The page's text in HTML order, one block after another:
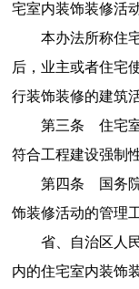
宅室内装饰装修活
本办法所称住宅
后，业主或者住宅
行装饰装修的建筑
第三条 住宅室内
符合工程建设强制
第四条 国务院
饰装修活动的管理
省、自治区人民
内的住宅室内装饰